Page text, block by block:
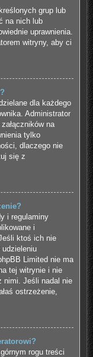
grup lub
na nich lub
uprawnienia.
witryny, aby ci
dla każdego
Administrator
na
tylko
dlaczego nie
się z
i regulaminy
i
ktoś ich nie
udzieleniu
Limited nie ma
tej witrynie i nie
nimi. Jeśli nadal nie
ostrzeżenie,
rogu treści